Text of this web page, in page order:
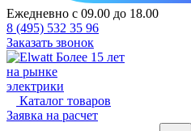
Ежедневно с 09.00 до 18.00
8 (495) 532 35 96
Заказать звонок
Более 15 лет
на рынке
электрики
Каталог товаров
Заявка на расчет